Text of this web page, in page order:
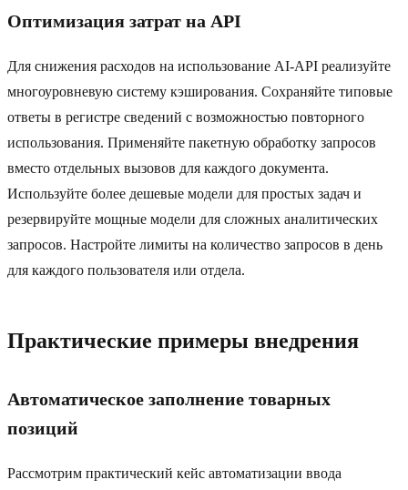
Оптимизация затрат на API
Для снижения расходов на использование AI-API реализуйте
многоуровневую систему кэширования. Сохраняйте типовые
ответы в регистре сведений с возможностью повторного
использования. Применяйте пакетную обработку запросов
вместо отдельных вызовов для каждого документа.
Используйте более дешевые модели для простых задач и
резервируйте мощные модели для сложных аналитических
запросов. Настройте лимиты на количество запросов в день
для каждого пользователя или отдела.
Практические примеры внедрения
Автоматическое заполнение товарных
позиций
Рассмотрим практический кейс автоматизации ввода